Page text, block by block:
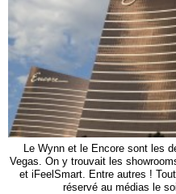
Le Wynn et le Encore sont les
Vegas. On y trouvait les
et iFeelSmart. Entre autres !
réservé au médias le